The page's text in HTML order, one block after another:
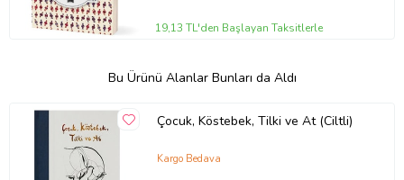
19,13 TL'den Başlayan Taksitlerle
Bu Ürünü Alanlar Bunları da Aldı
Çocuk, Köstebek, Tilki ve At (Ciltli)
Kargo Bedava